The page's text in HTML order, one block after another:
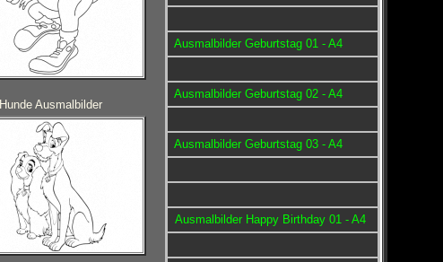
Hunde Ausmalbilder
Ausmalbilder Geburtstag 01 - A4
Ausmalbilder Geburtstag 02 - A4
Ausmalbilder Geburtstag 03 - A4
Ausmalbilder Happy Birthday 01 - A4